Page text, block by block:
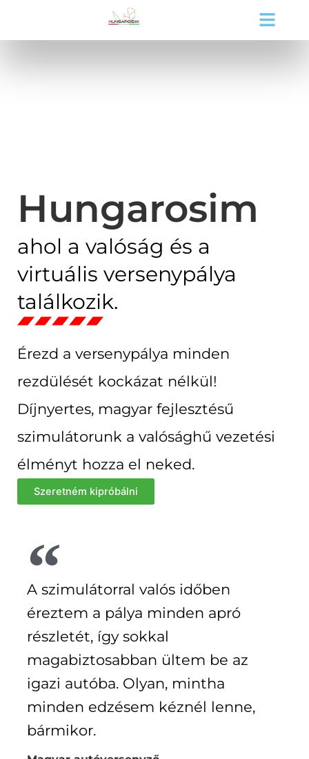
Hungarosim
ahol a valóság és a
virtuális versenypálya
találkozik.
Érezd a versenypálya minden
rezdülését kockázat nélkül!
Díjnyertes, magyar fejlesztésű
szimulátorunk a valósághű vezetési
élményt hozza el neked.
Szeretném kipróbálni
A szimulátorral valós időben
éreztem a pálya minden apró
részletét, így sokkal
magabiztosabban ültem be az
igazi autóba. Olyan, mintha
minden edzésem kéznél lenne,
bármikor.